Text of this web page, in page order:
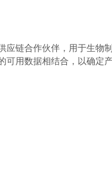
链合作伙伴，用于生
用数据相结合，以确定